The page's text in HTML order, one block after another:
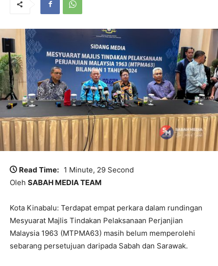
Read Time: 1 Minute, 29 Second
Oleh SABAH MEDIA TEAM
Kota Kinabalu: Terdapat empat perkara dalam rundingan
Mesyuarat Majlis Tindakan Pelaksanaan Perjanjian
Malaysia 1963 (MTPMA63) masih belum memperolehi
sebarang persetujuan daripada Sabah dan Sarawak.